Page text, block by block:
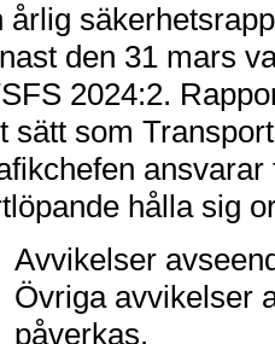
årlig
den 31 mars
2024:2.
sätt som
hålla sig
Avvikelser
Övriga avvikelser
påverkas.